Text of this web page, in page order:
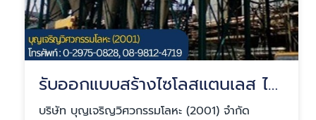
รับออกแบบสร้างไซโลสแตนเลส ไซโลเหล็ก
บริษัท บุญเจริญวิศวกรรมโลหะ (2001) จำกัด